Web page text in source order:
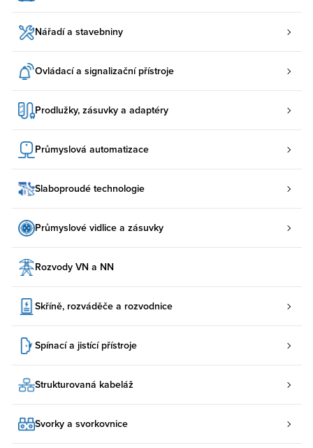
Nářadí a stavebniny
Ovládací a signalizační přístroje
Prodlužky, zásuvky a adaptéry
Průmyslová automatizace
Slaboproudé technologie
Průmyslové vidlice a zásuvky
Rozvody VN a NN
Skříně, rozváděče a rozvodnice
Spínací a jistící přístroje
Strukturovaná kabeláž
Svorky a svorkovnice